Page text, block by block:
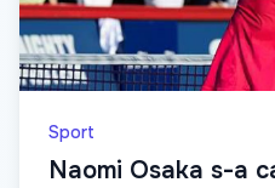
Sport
Naomi Osaka s-a